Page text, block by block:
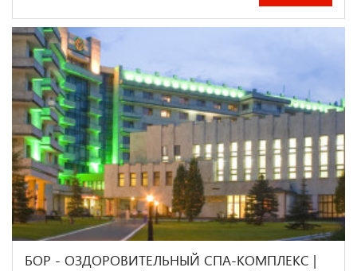
БОР - ОЗДОРОВИТЕЛЬНЫЙ СПА-КОМПЛЕКС |